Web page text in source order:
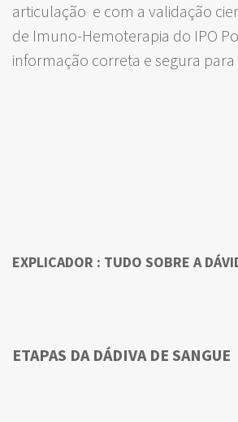
articulação e com a validação
de Imuno-Hemoterapia do IPO
informação correta e segura para
EXPLICADOR : TUDO SOBRE A
ETAPAS DA DÁDIVA DE SANGUE